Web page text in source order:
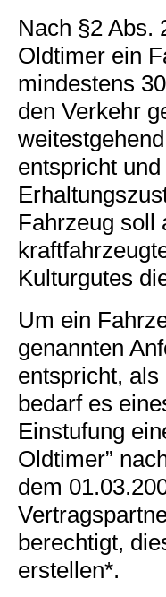
Nach §2 Abs.
Oldtimer ein
mindestens
den Verkehr
entspricht
Fahrzeug soll
Kulturgutes
Um ein
genannten
entspricht,
bedarf es
Einstufung
Oldtimer”
dem
berechtigt,
erstellen*.